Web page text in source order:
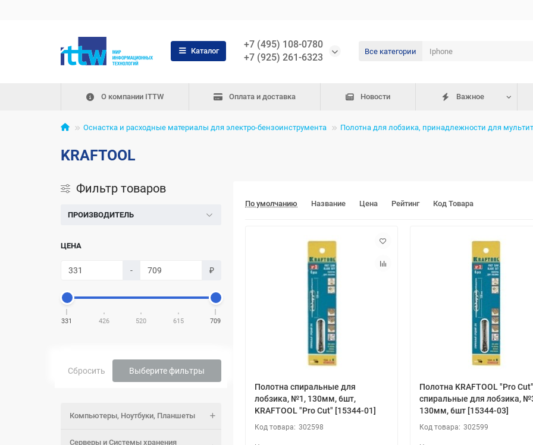
Каталог Все категории
+7 (495) 108-0780
+7 (925) 261-6323
О компании ITTW Оплата и доставка Новости Важное
Оснастка и расходные материалы для электро-бензоинструмента Полотна для лобзика, принадлежности для
KRAFTOOL
Фильтр товаров
ПРОИЗВОДИТЕЛЬ
ЦЕНА
- ₽
331 426 520 615 709
Сбросить Выберите фильтры
Компьютеры, Ноутбуки, Планшеты
Серверы и Системы хранения
По умолчанию Название Цена Рейтинг Код Товара
Полотна спиральные для
лобзика, №1, 130мм, 6шт,
KRAFTOOL "Pro Cut" [15344-01]
302598
Полотна KRAFTOOL "Pro Cut"
спиральные для лобзика,
130мм, 6шт [15344-03]
302599